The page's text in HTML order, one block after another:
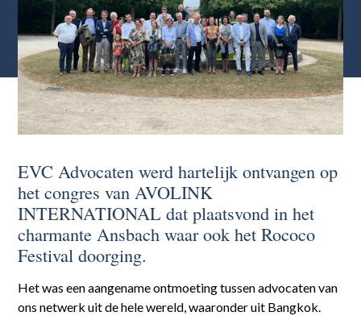
EVC Advocaten werd hartelijk ontvangen op
het congres van AVOLINK
INTERNATIONAL dat plaatsvond in het
charmante Ansbach waar ook het Rococo
Festival doorging.
Het was een aangename ontmoeting tussen advocaten van
ons netwerk uit de hele wereld, waaronder uit Bangkok.